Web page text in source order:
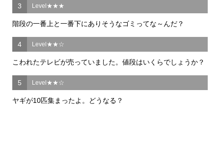
3 Level★★★
階段の一番上と一番下にありそうなゴミってな～んだ？
4 Level★★☆
こわれたテレビが売っていました。値段はいくらでしょうか？
5 Level★★☆
ヤギが10匹集まったよ。どうなる？